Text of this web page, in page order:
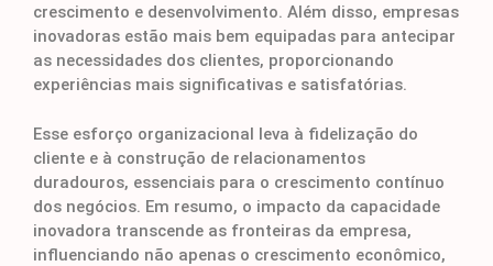
crescimento e desenvolvimento. Além disso, empresas
inovadoras estão mais bem equipadas para antecipar
as necessidades dos clientes, proporcionando
experiências mais significativas e satisfatórias.
Esse esforço organizacional leva à fidelização do
cliente e à construção de relacionamentos
duradouros, essenciais para o crescimento contínuo
dos negócios. Em resumo, o impacto da capacidade
inovadora transcende as fronteiras da empresa,
influenciando não apenas o crescimento econômico,